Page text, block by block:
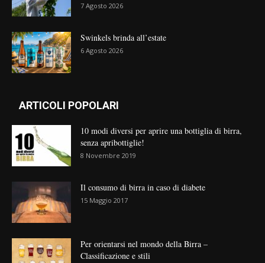
7 Agosto 2026
Swinkels brinda all’estate
6 Agosto 2026
ARTICOLI POPOLARI
10 modi diversi per aprire una bottiglia di birra,
senza apribottiglie!
8 Novembre 2019
Il consumo di birra in caso di diabete
15 Maggio 2017
Per orientarsi nel mondo della Birra –
Classificazione e stili